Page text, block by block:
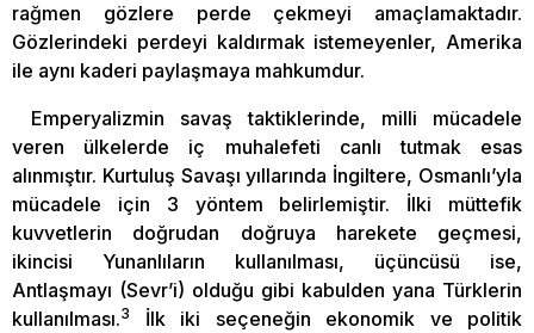
rağmen gözlere perde çekmeyi amaçlamaktadır.
Gözlerindeki perdeyi kaldırmak istemeyenler, Amerika
ile aynı kaderi paylaşmaya mahkumdur.
Emperyalizmin savaş taktiklerinde, milli mücadele
veren ülkelerde iç muhalefeti canlı tutmak esas
alınmıştır. Kurtuluş Savaşı yıllarında İngiltere, Osmanlı’yla
mücadele için 3 yöntem belirlemiştir. İlki müttefik
kuvvetlerin doğrudan doğruya harekete geçmesi,
ikincisi Yunanlıların kullanılması, üçüncüsü ise,
Antlaşmayı (Sevr’i) olduğu gibi kabulden yana Türklerin
kullanılması.3
İlk iki seçeneğin ekonomik ve politik